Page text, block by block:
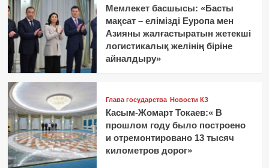
Мемлекет басшысы: «Басты
мақсат – елімізді Еуропа мен
Азияны жалғастыратын жетекші
логистикалық желінің біріне
айналдыру»
Глава государства Новости КЗ
Касым-Жомарт Токаев:« В
прошлом году было построено
и отремонтировано 13 тысяч
километров дорог»